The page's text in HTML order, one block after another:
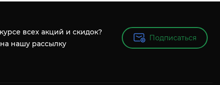
всех акций и скидок?
нашу рассылку
Подписаться
Подписаться